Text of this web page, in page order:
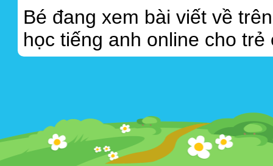
Bé đang xem bài viết về
học tiếng anh online cho